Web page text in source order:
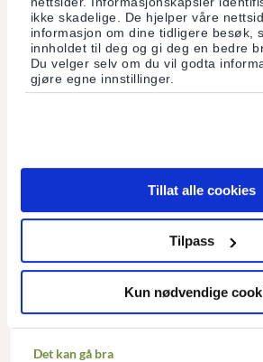
ikke skadelige. De hjelper våre
informasjon om dine tidligere besøk,
innholdet til deg og gi deg en bedre
Du velger selv om du vil godta
gjøre egne innstillinger.
Tillat alle cookies
Tilpass
Kun nødvendige
Les mer
Det kan gå bra